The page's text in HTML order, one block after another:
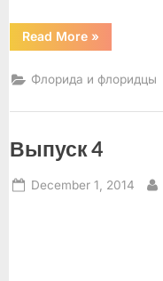
Read More“Выпуск
14”
»
Флорида и флоридцы
Выпуск 4
Posted
December 1, 2014